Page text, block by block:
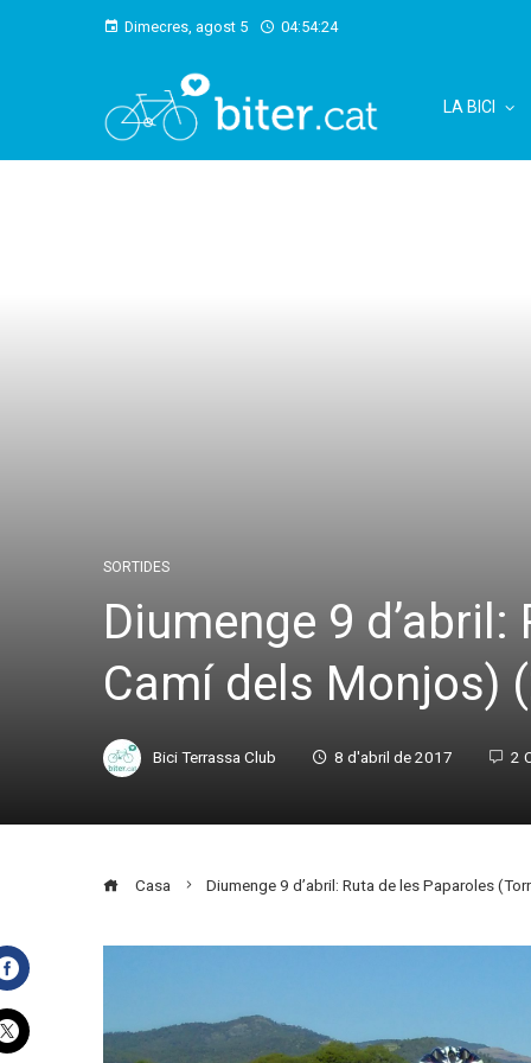
Dimecres, agost 5 04:54:25
LA BICI
SORTIDES
Diumenge 9
Camí dels Monjos)
Bici Terrassa Club 8 d'abril de 2017 2
Casa Diumenge 9 d’abril: Ruta de les Paparoles
Facebook